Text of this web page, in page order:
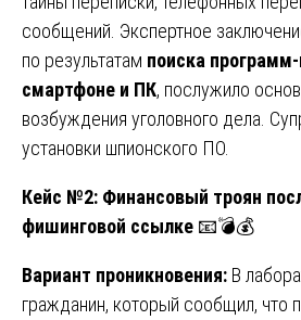
сообщений. Экспертное
по результатам поиска
смартфоне и ПК, послужило
возбуждения уголовного дела.
установки шпионского ПО.
Кейс №2: Финансовый троян
фишинговой ссылке 📧💣💰
Вариант проникновения: В
гражданин, который сообщил, что